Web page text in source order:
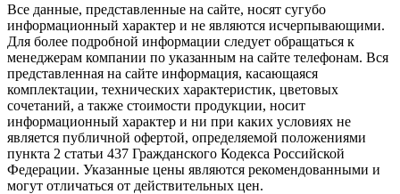
Все данные, представленные на сайте, носят сугубо
информационный характер и не являются исчерпывающими.
Для более подробной информации следует обращаться к
менеджерам компании по указанным на сайте телефонам. Вся
представленная на сайте информация, касающаяся
комплектации, технических характеристик, цветовых
сочетаний, а также стоимости продукции, носит
информационный характер и ни при каких условиях не
является публичной офертой, определяемой положениями
пункта 2 статьи 437 Гражданского Кодекса Российской
Федерации. Указанные цены являются рекомендованными и
могут отличаться от действительных цен.